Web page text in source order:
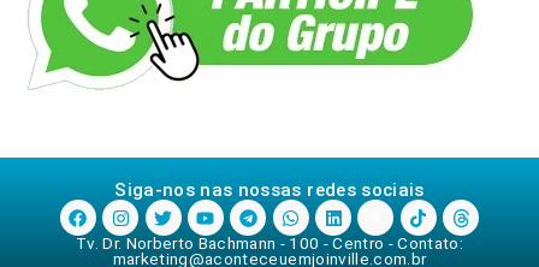
Siga-nos nas nossas redes sociais
Tv. Dr. Norberto Bachmann - 100 - Centro - Contato:
marketing@aconteceuemjoinville.com.br